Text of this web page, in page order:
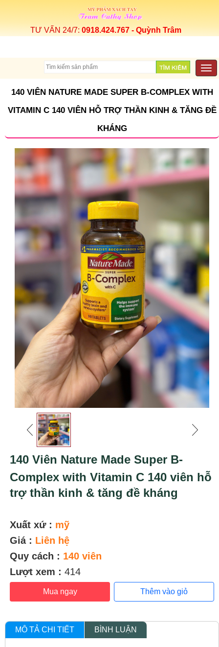
TƯ VẤN 24/7: 0918.424.767 - Quỳnh Trâm
140 VIÊN NATURE MADE SUPER B-COMPLEX WITH
VITAMIN C 140 VIÊN HỖ TRỢ THẦN KINH & TĂNG ĐỀ
KHÁNG
140 Viên Nature Made Super B-
Complex with Vitamin C 140 viên hỗ
trợ thần kinh & tăng đề kháng
Xuất xứ : mỹ
Giá : Liên hệ
Quy cách : 140 viên
Lượt xem : 414
Mua ngay Thêm vào giỏ
MÔ TẢ CHI TIẾT BÌNH LUẬN